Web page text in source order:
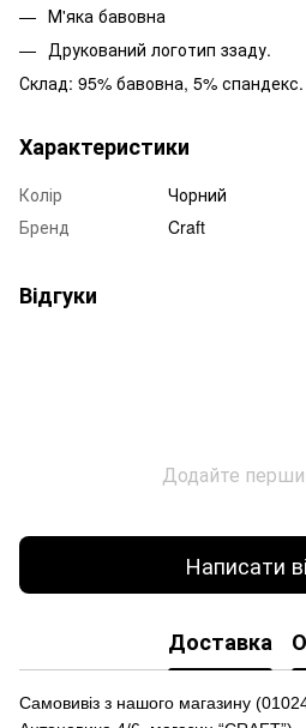
М'яка бавовна
Друкований логотип ззаду.
Склад: 95% бавовна, 5% спандекс.
Характеристики
Колір
Чорний
Бренд
Craft
Відгуки
Додайте
Написати
Доставка
Самовивіз з нашого магазину